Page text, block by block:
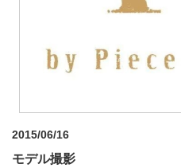
2015/06/16
モデル撮影